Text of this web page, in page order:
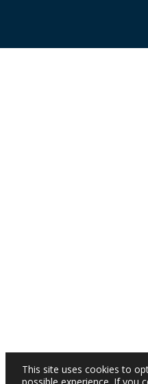
This site uses cookies to